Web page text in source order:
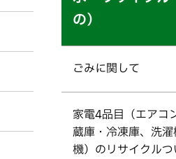
の）
ごみに関して
家電4品目（エアコ
蔵庫・冷凍庫、洗
機）のリサイクルつ